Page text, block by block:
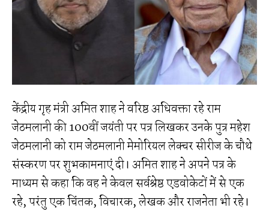
केंद्रीय गृह मंत्री अमित शाह ने वरिष्ठ अधिवक्ता रहे राम
जेठमलानी की 100वीं जयंती पर पत्र लिखकर उनके पुत्र महेश
जेठमलानी को राम जेठमलानी मेमोरियल लेक्चर सीरीज के चौथे
संस्करण पर शुभकामनाएं दी। अमित शाह ने अपने पत्र के
माध्यम से कहा कि वह ने केवल सर्वश्रेष्ठ एडवोकेटों में से एक
रहे, परंतु एक चिंतक, विचारक, लेखक और राजनेता भी रहे।